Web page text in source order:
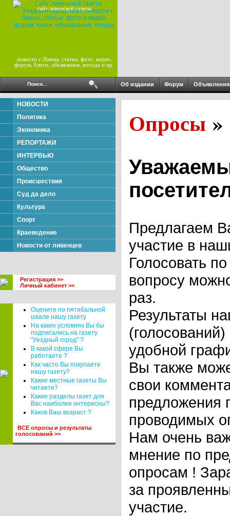
сайт ливенской газеты
новости г.Ливны, статьи, фото, видео,
форум, блоги, объявления, погода и пр.
Об издании Форум Объявления
НОВОСТИ
Политика
Экономика
РЕПОРТАЖИ
ИНТЕРВЬЮ
Общество
Происшествия
Суд да дело
Культура
Спорт
Краеведение
Новости от ливенцев
Регистрация >>
Личный кабинет >>
Оцените по пятибальной
шкале нашу газету
На каких условиях Вы бы
подписались на газету
"Уездный город" ?
В какой сфере Вы
работаете ?
Как часто Вы покупаете
нашу газету?
Какие местные газеты Вы
читаете?
Какие разделы газет для
Вас наиболее интересны?
Каков Ваш возраст ?
ВСЕ опросы и результаты
голосований >>
Опросы »
Предлагаем
участие в
Голосовать
вопросу
раз.
Результаты
удобной
Вы также
свои
предложения
проводимых
Нам очень
мнение по
опросам !
за
участие.